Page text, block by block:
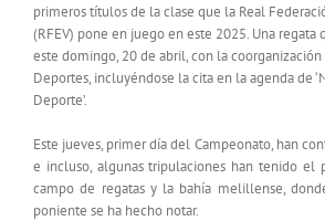
primeros títulos de la clase que la Real
(RFEV) pone en juego en este 2025. Una regata
este domingo, 20 de abril, con la coorganización
Deportes, incluyéndose la cita en la agenda de
Deporte’.
Este jueves, primer día del Campeonato, han
e incluso, algunas tripulaciones han tenido el
campo de regatas y la bahía melillense,
poniente se ha hecho notar.